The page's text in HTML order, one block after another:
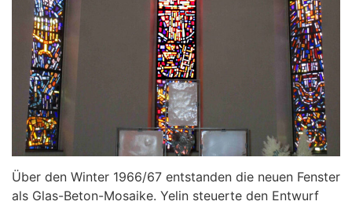
Über den Winter 1966/67 entstanden die neuen Fenster
als Glas-Beton-Mosaike. Yelin steuerte den Entwurf